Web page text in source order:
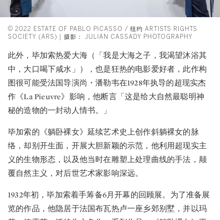
© 2022 ESTATE OF PABLO PICASSO / 纽约 ARTISTS RIGHTS
SOCIETY (ARS) | 摄影： JULIAN CASSADY PHOTOGRAPHY
此外，毕加索热爱大海（「我是大海之子，我渴望沐浴其
中，大口喝下咸水」），也是狂热的电影爱好者，此作构
图很可能受法国导演尚・潘勒韦在1928年执导的超现实杰
作《La Pieuvre》影响，他断言「这是给大自然最聪明神
秘的造物的一封动人情书。」
毕加索的《躺卧裸女》延续艺术史上创作斜躺裸女的脉
络，却别开生面，开展大胆新颖的示范，他利用超现实主
义的生物形态，以及他当时在雕塑上处理曲线的手法，颠
覆自然主义，对后世艺术家影响深远。
1932年初，毕加索着手筹备6月开幕的回顾展。为了准备展
览的作品，他隐居于法国布瓦热卢一座乡郊别墅，并以玛